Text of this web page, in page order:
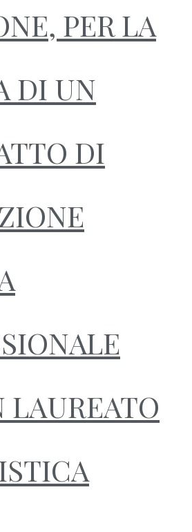
PER LA
DI UN
DI
LAUREATO